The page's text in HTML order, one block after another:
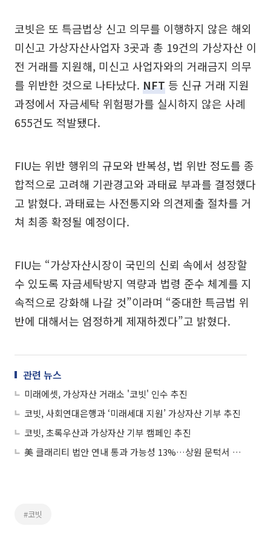
코빗은 또 특금법상 신고 의무를 이행하지 않은 해외
미신고 가상자산사업자 3곳과 총 19건의 가상자산 이
전 거래를 지원해, 미신고 사업자와의 거래금지 의무
를 위반한 것으로 나타났다. NFT 등 신규 거래 지원
과정에서 자금세탁 위험평가를 실시하지 않은 사례
655건도 적발됐다.
FIU는 위반 행위의 규모와 반복성, 법 위반 정도를 종
합적으로 고려해 기관경고와 과태료 부과를 결정했다
고 밝혔다. 과태료는 사전통지와 의견제출 절차를 거
쳐 최종 확정될 예정이다.
FIU는 “가상자산시장이 국민의 신뢰 속에서 성장할
수 있도록 자금세탁방지 역량과 법령 준수 체계를 지
속적으로 강화해 나갈 것”이라며 “중대한 특금법 위
반에 대해서는 엄정하게 제재하겠다”고 밝혔다.
관련 뉴스
미래에셋, 가상자산 거래소 '코빗' 인수 추진
코빗, 사회연대은행과 ‘미래세대 지원’ 가상자산 기부 추진
코빗, 초록우산과 가상자산 기부 캠페인 추진
美 클래리티 법안 연내 통과 가능성 13%…상원 문턱서 제동
#코빗